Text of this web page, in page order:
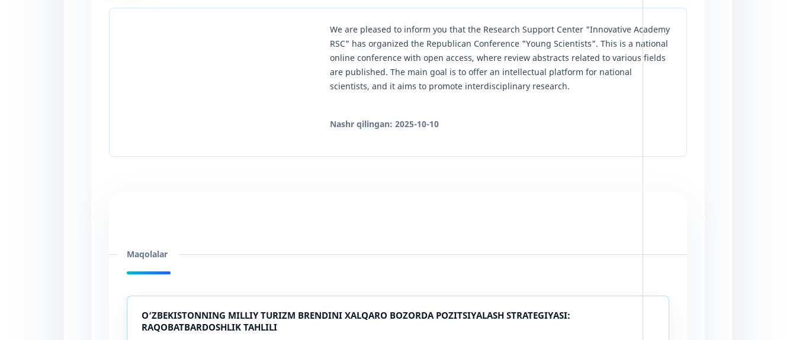
We are pleased to inform you that the Research Support Center "Innovative Academy
RSC" has organized the Republican Conference "Young Scientists". This is a national
online conference with open access, where review abstracts related to various fields
are published. The main goal is to offer an intellectual platform for national
scientists, and it aims to promote interdisciplinary research.
Nashr qilingan: 2025-10-10
Maqolalar
O‘ZBEKISTONNING MILLIY TURIZM BRENDINI XALQARO BOZORDA POZITSIYALASH STRATEGIYASI:
RAQOBATBARDOSHLIK TAHLILI